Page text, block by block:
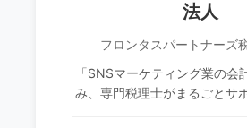
法人
フロンタスパートナーズ
「SNSマーケティング業の会
み、専門税理士がまるごとサ